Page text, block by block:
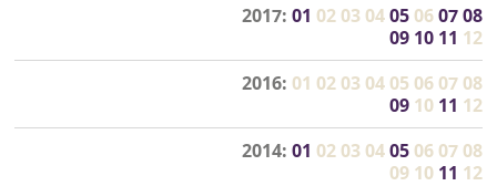
2017: 01 02 03 04 05 06 07 08
09 10 11 12
2016: 01 02 03 04 05 06 07 08
09 10 11 12
2014: 01 02 03 04 05 06 07 08
09 10 11 12